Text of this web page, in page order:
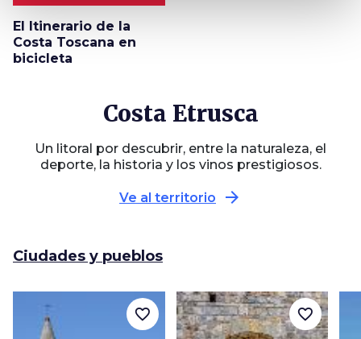
El Itinerario de la
Costa Toscana en
bicicleta
Costa Etrusca
Un litoral por descubrir, entre la naturaleza, el
deporte, la historia y los vinos prestigiosos.
Ve al territorio arrow_forward
Ciudades y pueblos
favorite_border favorite_border